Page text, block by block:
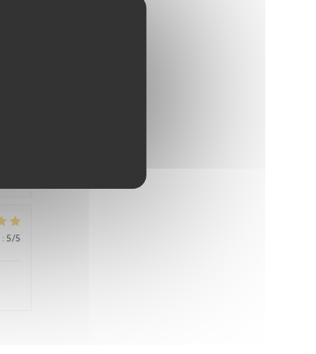
: 5/5